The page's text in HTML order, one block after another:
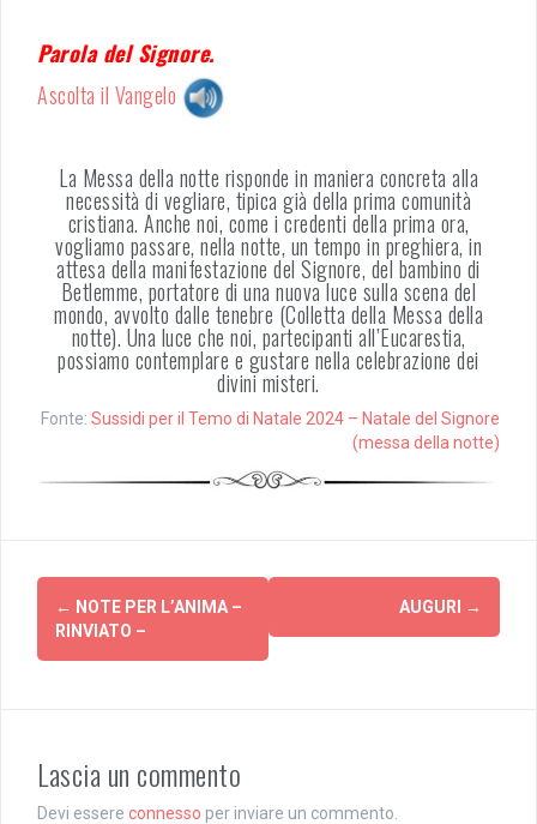
Parola del Signore.
Ascolta il Vangelo
La Messa della notte risponde in maniera concreta alla
necessità di vegliare, tipica già della prima comunità
cristiana. Anche noi, come i credenti della prima ora,
vogliamo passare, nella notte, un tempo in preghiera, in
attesa della manifestazione del Signore, del bambino di
Betlemme, portatore di una nuova luce sulla scena del
mondo, avvolto dalle tenebre (Colletta della Messa della
notte). Una luce che noi, partecipanti all’Eucarestia,
possiamo contemplare e gustare nella celebrazione dei
divini misteri.
Fonte: Sussidi per il Temo di Natale 2024 – Natale del Signore
(messa della notte)
Post
navigation
← NOTE PER L’ANIMA –
RINVIATO –
AUGURI →
Lascia un commento
Devi essere connesso per inviare un commento.